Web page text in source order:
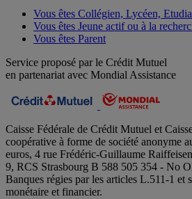
Vous êtes Collégien, Lycéen,
Vous êtes Jeune actif ou à la
Vous êtes Parent
Service proposé par le Crédit Mutuel
en partenariat avec Mondial Assistance
Caisse Fédérale de Crédit Mutuel et
coopérative à forme de société anonyme
euros, 4 rue Frédéric-Guillaume
9, RCS Strasbourg B 588 505 354 - No
Banques régies par les articles L.511-1 et
monétaire et financier.